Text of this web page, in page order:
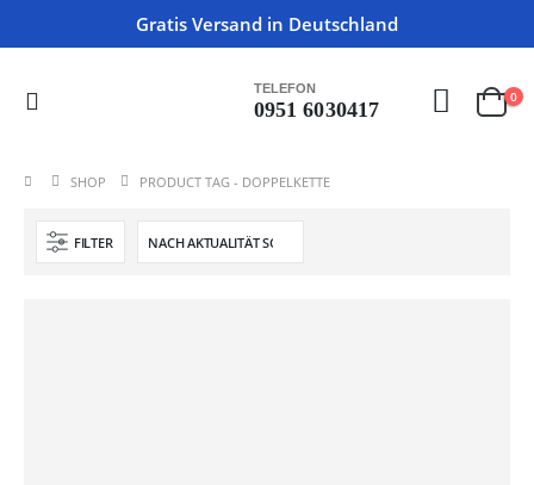
Gratis Versand in Deutschland
TELEFON
0951 6030417
0
SHOP PRODUCT TAG - DOPPELKETTE
FILTER